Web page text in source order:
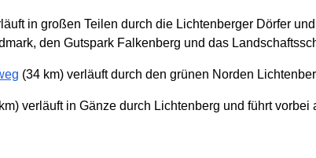
in großen Teilen durch die Lichtenberger Dörfer
den Gutspark Falkenberg und das
(34 km) verläuft durch den grünen Norden
verläuft in Gänze durch Lichtenberg und führt